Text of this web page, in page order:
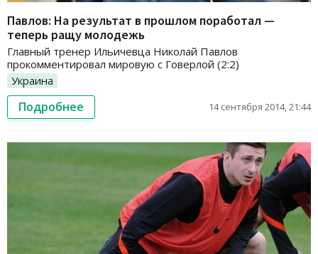
Павлов: На результат в прошлом поработал —
теперь ращу молодежь
Главный тренер Ильичевца Николай Павлов
прокомментировал мировую с Говерлой (2:2)
Украина
Подробнее 14 сентября 2014, 21:44